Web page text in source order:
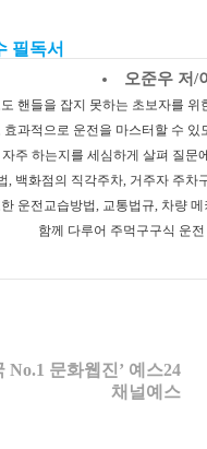
필독서
오준우 저/
핸들을 잡지 못하는 초보자를
효과적으로 운전을 마스터할 수
주 하는지를 세심하게 살펴 질
, 백화점의 직각주차, 거주자 주
운전교습방법, 교통법규, 차량
함께 다루어 주먹구구식 운
No.1 문화웹진’ 예스24
채널예스